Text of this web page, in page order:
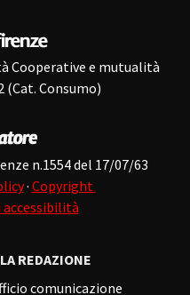
Cooperative e mutualità
(Cat. Consumo)
n.1554 del 17/07/63
· Copyright
accessibilità
REDAZIONE
comunicazione